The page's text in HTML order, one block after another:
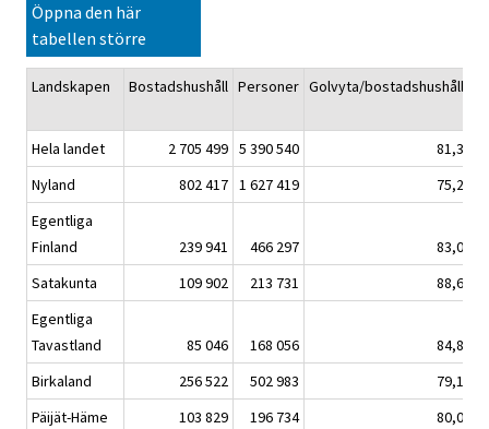
Öppna den här
tabellen större
Landskapen Bostadshushåll Personer Golvyta/bostadshushåll
Hela landet 2 705 499 5 390 540
81,3
Nyland
802 417 1 627 419
75,2
Egentliga
Finland
239 941 466 297
83,0
Satakunta
109 902 213 731
88,6
Egentliga
Tavastland
85 046 168 056
84,8
Birkaland
256 522 502 983
79,1
Päijät-Häme
103 829 196 734
80,0